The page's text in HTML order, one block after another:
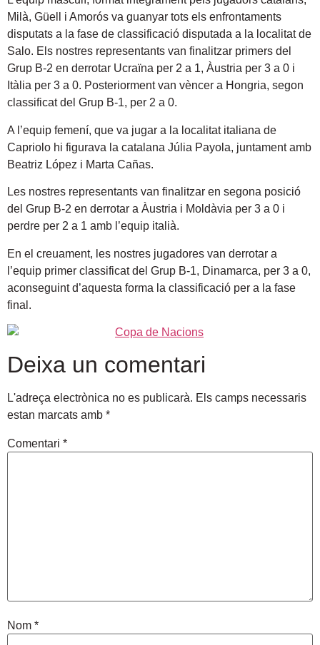
Milà, Güell i Amorós va guanyar tots els enfrontaments
disputats a la fase de classificació disputada a la localitat de
Salo. Els nostres representants van finalitzar primers del
Grup B-2 en derrotar Ucraïna per 2 a 1, Àustria per 3 a 0 i
Itàlia per 3 a 0. Posteriorment van vèncer a Hongria, segon
classificat del Grup B-1, per 2 a 0.
A l’equip femení, que va jugar a la localitat italiana de
Capriolo hi figurava la catalana Júlia Payola, juntament amb
Beatriz López i Marta Cañas.
Les nostres representants van finalitzar en segona posició
del Grup B-2 en derrotar a Àustria i Moldàvia per 3 a 0 i
perdre per 2 a 1 amb l’equip italià.
En el creuament, les nostres jugadores van derrotar a
l’equip primer classificat del Grup B-1, Dinamarca, per 3 a 0,
aconseguint d’aquesta forma la classificació per a la fase
final.
Deixa un comentari
L'adreça electrònica no es publicarà. Els camps necessaris
estan marcats amb *
Comentari *
Nom *